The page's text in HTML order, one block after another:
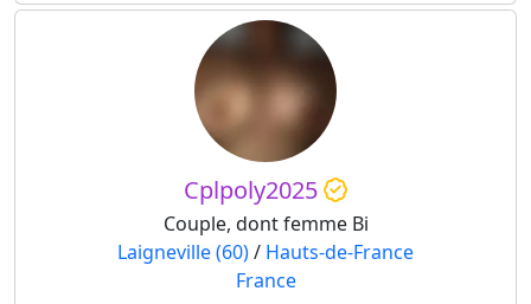
Cplpoly2025
Couple, dont femme Bi
Laigneville (60)/ Hauts-de-France
France